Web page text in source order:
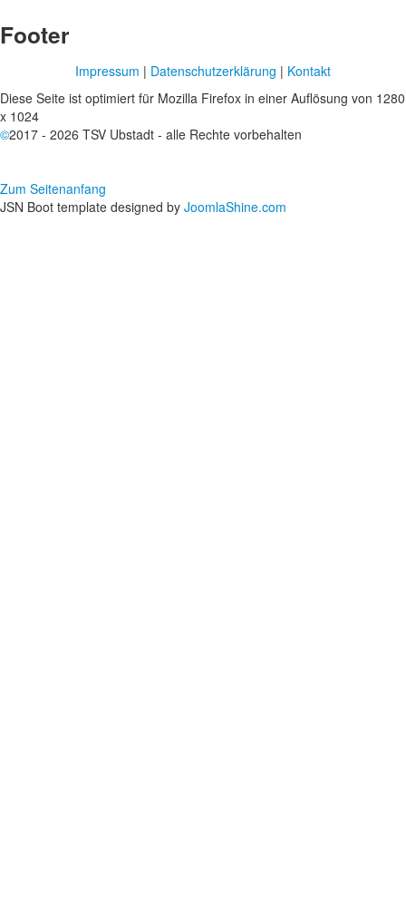
Footer
Impressum | Datenschutzerklärung | Kontakt
Diese Seite ist optimiert für Mozilla Firefox in einer Auflösung von 1280
x 1024
©2017 - 2026 TSV Ubstadt - alle Rechte vorbehalten
Zum Seitenanfang
JSN Boot template designed by JoomlaShine.com